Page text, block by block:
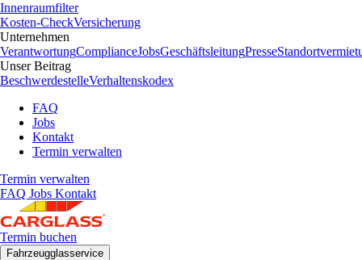
Innenraumfilter
Kosten-CheckVersicherung
Unternehmen
VerantwortungComplianceJobsGeschäftsleitungPresse
Unser Beitrag
BeschwerdestelleVerhaltenskodex
FAQ
Jobs
Kontakt
Termin verwalten
Termin verwalten
FAQ Jobs Kontakt
Termin buchen
Fahrzeugglasservice